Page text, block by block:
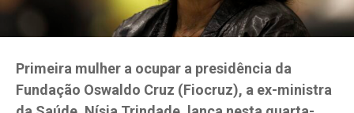
Primeira mulher a ocupar a presidência da
Fundação Oswaldo Cruz (Fiocruz), a ex-ministra